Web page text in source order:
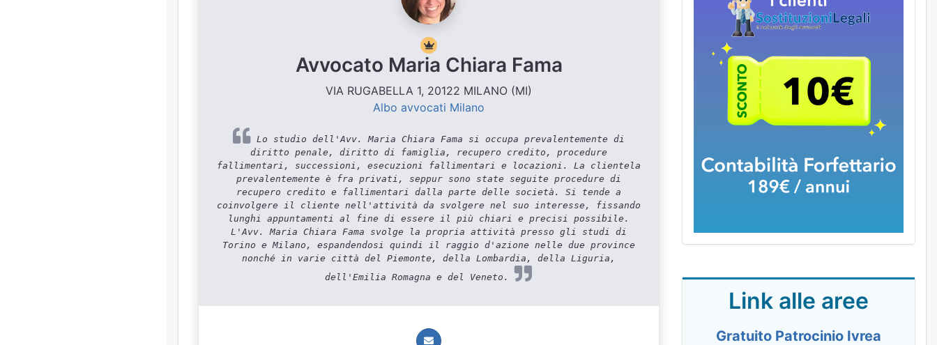
Avvocato Maria Chiara Fama
VIA RUGABELLA 1, 20122 MILANO (MI)
Albo avvocati Milano
Lo studio dell'Avv. Maria Chiara Fama si occupa prevalentemente di
diritto penale, diritto di famiglia, recupero credito, procedure
fallimentari, successioni, esecuzioni fallimentari e locazioni. La clientela
prevalentemente è fra privati, seppur sono state seguite procedure di
recupero credito e fallimentari dalla parte delle società. Si tende a
coinvolgere il cliente nell'attività da svolgere nel suo interesse, fissando
lunghi appuntamenti al fine di essere il più chiari e precisi possibile.
L'Avv. Maria Chiara Fama svolge la propria attività presso gli studi di
Torino e Milano, espandendosi quindi il raggio d'azione nelle due province
nonché in varie città del Piemonte, della Lombardia, della Liguria,
dell'Emilia Romagna e del Veneto.
Link alle aree
Gratuito Patrocinio Ivrea